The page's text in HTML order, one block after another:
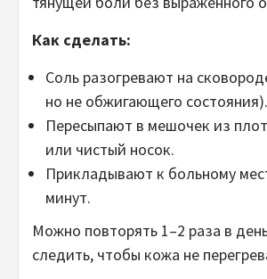
Как сделать:
Соль разогревают на
но не обжигающего состояния).
Пересыпают в мешочек из
или чистый носок.
Прикладывают к больному
минут.
Можно повторять 1–2 раза в
следить, чтобы кожа не